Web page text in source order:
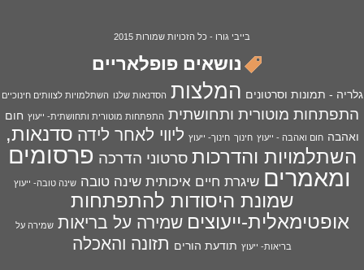
בייבי גורו - כל הזכויות שמורות 2015
נושאים פופלאריים
גלריה - תמונות וסרטונים המלצות הסדנאות שלנו השתלמויות לצוותים חינוכיים
התפתחות מוטורית ותחושתית התפתחות מוטורית ותחושתית- ייעוץ חום
ואהבה חום ואהבה - ייעוץ חינוך חינוך- ייעוץ ליווי לאחר לידה סדנאות,
השתלמויות והדרכות סרטוני הדרכה פרסומים
ומאמרים שיגרת חיים איכותית שינה טובה שינה טובה- ייעוץ
שמונת היסודות להתפתחות
אופטימאלית-ייעוצים שמירה על בריאות שמירה על
בריאות- ייעוץ תודעת הורים תזונה והאכלה